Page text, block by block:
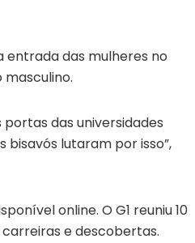
entrada das mulheres no
das universidades
lutaram por isso”,
online. O G1 reuniu 10
e descobertas.